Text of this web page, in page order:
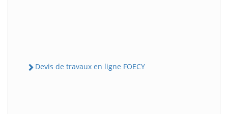
Devis de travaux en ligne FOECY